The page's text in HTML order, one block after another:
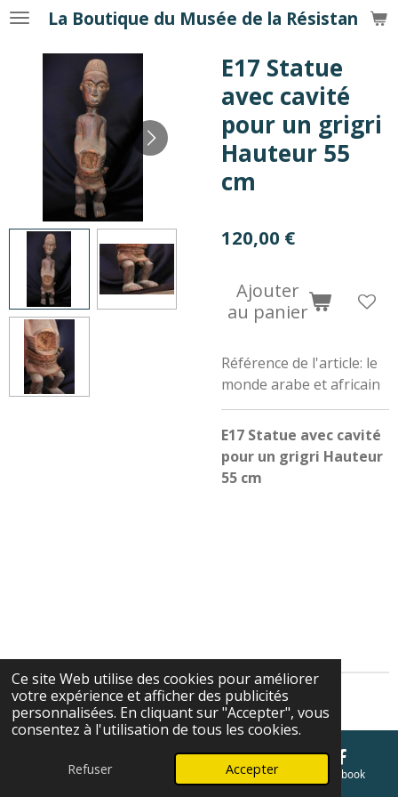
Ce site Web utilise des cookies pour améliorer
votre expérience et afficher des publicités
personnalisées. En cliquant sur "Accepter", vous
consentez à l'utilisation de tous les cookies.
Refuser Accepter
PasserLa Boutique du Musée de la Résistance
E17 Statue
avec cavité
pour un grigri
Hauteur 55
cm
120,00 €
Ajouter
au panier
Référence de l'article: le
monde arabe et africain
E17 Statue avec cavité
pour un grigri Hauteur
55 cm
Cgv
E-mail Carte Facebook